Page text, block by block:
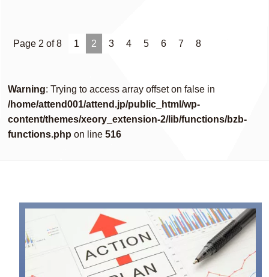
Page 2 of 8 1 2 3 4 5 6 7 8
Warning: Trying to access array offset on false in
/home/attend001/attend.jp/public_html/wp-
content/themes/xeory_extension-2/lib/functions/bzb-
functions.php on line516